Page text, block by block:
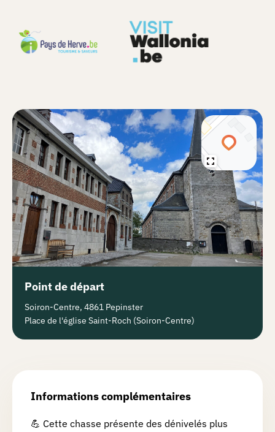
Point de départ
Soiron-Centre, 4861 Pepinster
Place de l'église Saint-Roch (Soiron-Centre)
Informations complémentaires
💪 Cette chasse présente des dénivelés plus